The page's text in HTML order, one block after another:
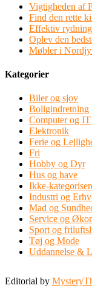
Vigtigheden af
Find den rette
Effektiv
Oplev den
Møbler i
Kategorier
Biler og sjov
Boligindretning
Computer og IT
Elektronik
Ferie og
Fri
Hobby og Dyr
Hus og have
Ikke-
Industri og
Mad og
Service og
Sport og
Tøj og Mode
Uddannelse &
Editorial by